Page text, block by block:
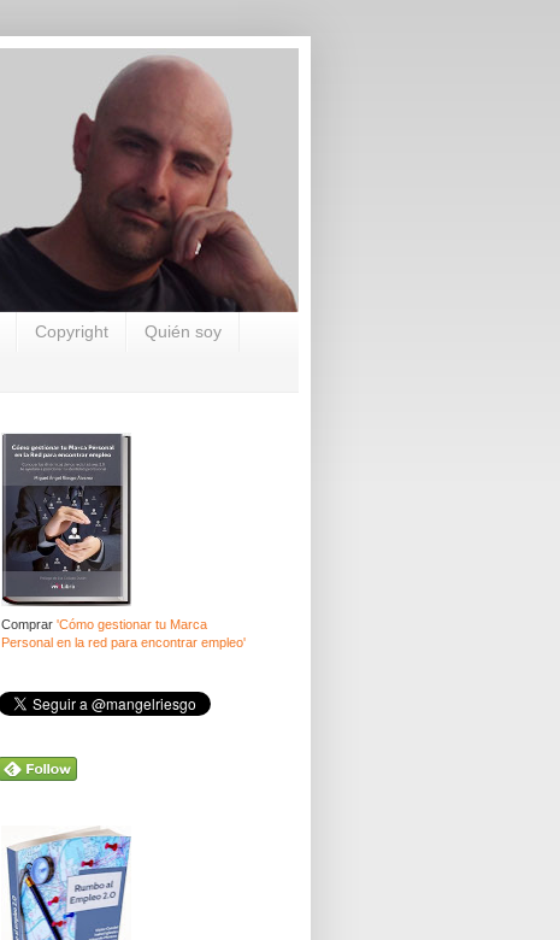
Copyright Quién soy
Comprar 'Cómo gestionar tu Marca
Personal en la red para encontrar empleo'